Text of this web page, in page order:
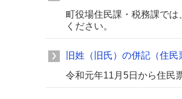
町役場住民課・税務課で
ください。
旧姓（旧氏）の併記（住
令和元年11月5日から住民